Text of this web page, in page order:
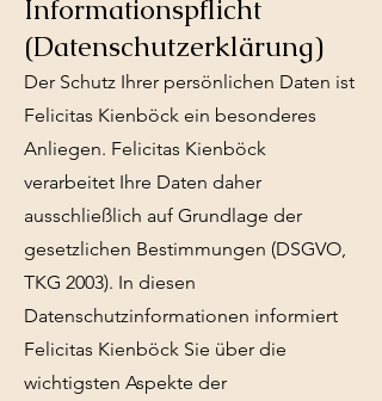
Informationspflicht
(Datenschutzerklärung)
Der Schutz Ihrer persönlichen Daten ist
Felicitas Kienböck ein besonderes
Anliegen. Felicitas Kienböck
verarbeitet Ihre Daten daher
ausschließlich auf Grundlage der
gesetzlichen Bestimmungen (DSGVO,
TKG 2003). In diesen
Datenschutzinformationen informiert
Felicitas Kienböck Sie über die
wichtigsten Aspekte der